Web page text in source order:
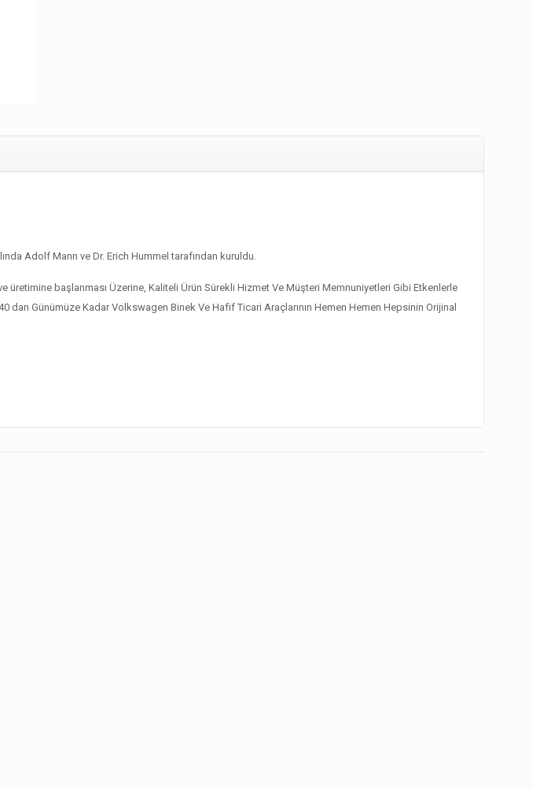
Adolf Mann ve Dr. Erich Hummel tarafından kuruldu.
başlanması Üzerine, Kaliteli Ürün Sürekli Hizmet Ve Müşteri Memnuniyetleri Gibi Etkenlerle
dan Günümüze Kadar Volkswagen Binek Ve Hafif Ticari Araçlarının Hemen Hemen Hepsinin Orijinal